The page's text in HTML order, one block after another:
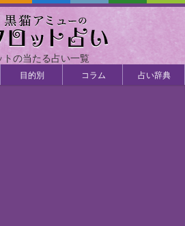
トの当たる占い一覧
目的別 コラム 占い辞典